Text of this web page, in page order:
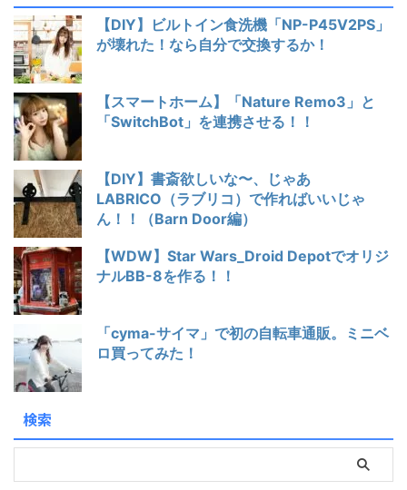
【DIY】ビルトイン食洗機「NP-P45V2PS」
が壊れた！なら自分で交換するか！
【スマートホーム】「Nature Remo3」と
「SwitchBot」を連携させる！！
【DIY】書斎欲しいな〜、じゃあ
LABRICO（ラブリコ）で作ればいいじゃ
ん！！（Barn Door編）
【WDW】Star Wars_Droid Depotでオリジ
ナルBB-8を作る！！
「cyma-サイマ」で初の自転車通販。ミニベ
ロ買ってみた！
検索